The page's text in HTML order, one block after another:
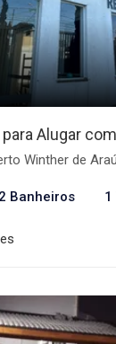
Alugar
Winther de Araújo -
2 Banheiros 1